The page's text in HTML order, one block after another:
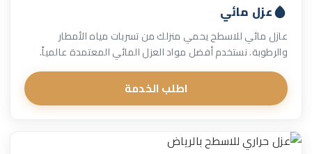
عزل مائي
عازل مائي للاسطح يحمي منزلك من تسربات مياه الأمطار
والرطوبة. نستخدم أفضل مواد العزل المائي المعتمدة عالمياً.
اطلب الخدمة